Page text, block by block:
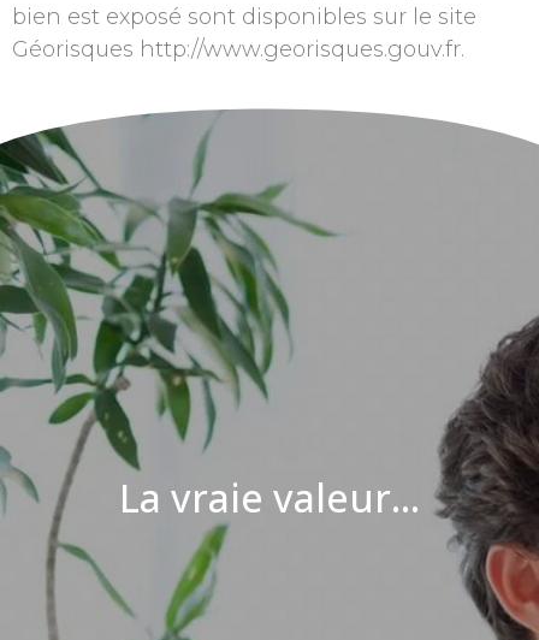
bien est exposé sont disponibles sur le site
Géorisques http://www.georisques.gouv.fr.
La vraie valeur...